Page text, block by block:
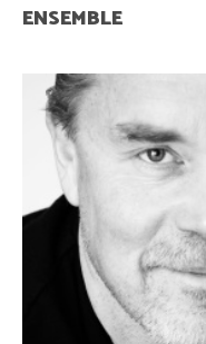
ENSEMBLE